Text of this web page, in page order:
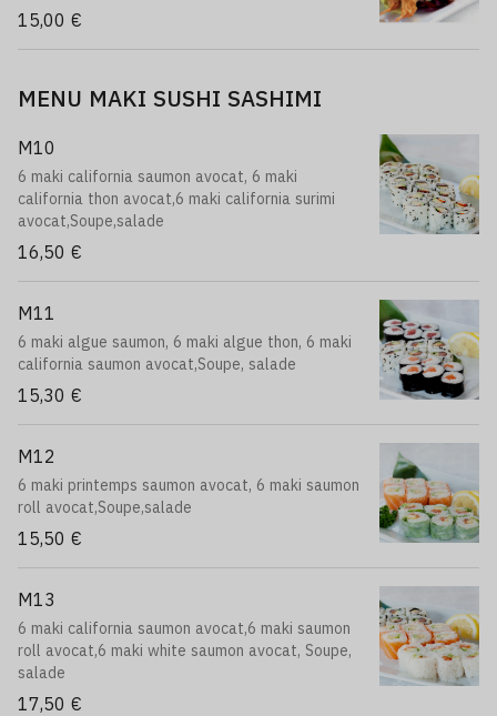
15,00 €
MENU MAKI SUSHI SASHIMI
M10
6 maki california saumon avocat, 6 maki
california thon avocat,6 maki california surimi
avocat,Soupe,salade
16,50 €
M11
6 maki algue saumon, 6 maki algue thon, 6 maki
california saumon avocat,Soupe, salade
15,30 €
M12
6 maki printemps saumon avocat, 6 maki saumon
roll avocat,Soupe,salade
15,50 €
M13
6 maki california saumon avocat,6 maki saumon
roll avocat,6 maki white saumon avocat, Soupe,
salade
17,50 €